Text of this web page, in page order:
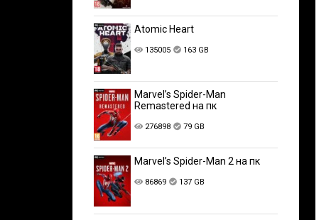
Atomic Heart
135005 163 GB
Marvel’s Spider-Man
Remastered на пк
276898 79 GB
Marvel’s Spider-Man 2 на пк
86869 137 GB